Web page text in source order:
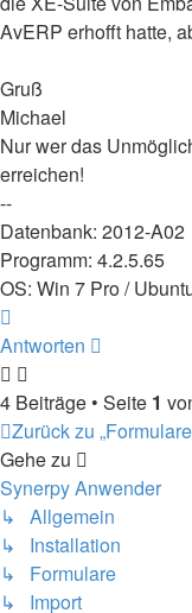
AvERP erhofft hatte,
Gruß
Michael
Nur wer das
erreichen!
--
Datenbank: 2012-A02
Programm: 4.2.5.65
OS: Win 7 Pro /
oben
Antworten
4 Beiträge • Seite 1
Zurück zu
Gehe zu
Synerpy Anwender
↳ Allgemein
↳ Installation
↳ Formulare
↳ Import